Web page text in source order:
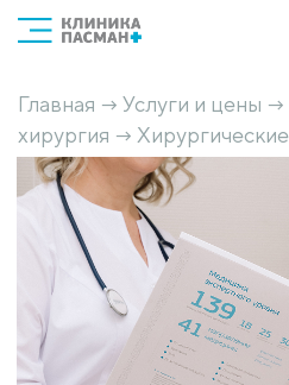
Главная → Услуги и цены →
хирургия →